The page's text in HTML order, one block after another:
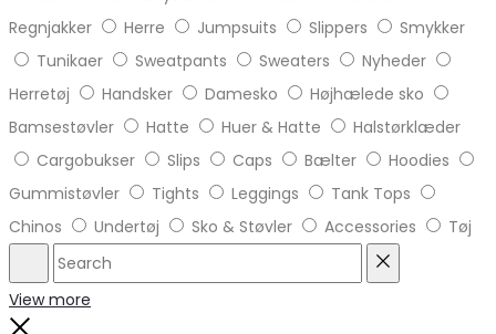
Regnjakker
Herre Jumpsuits Slippers
Smykker
Tunikaer
Sweatpants Sweaters
Nyheder
Herretøj
Handsker Damesko
Højhælede sko
Bamsestøvler
Hatte Huer & Hatte
Halstørklæder
Cargobukser
Slips Caps Bælter
Hoodies
Gummistøvler
Tights Leggings
Tank Tops
Chinos
Undertøj Sko & Støvler Accessories Tøj
Search
View more